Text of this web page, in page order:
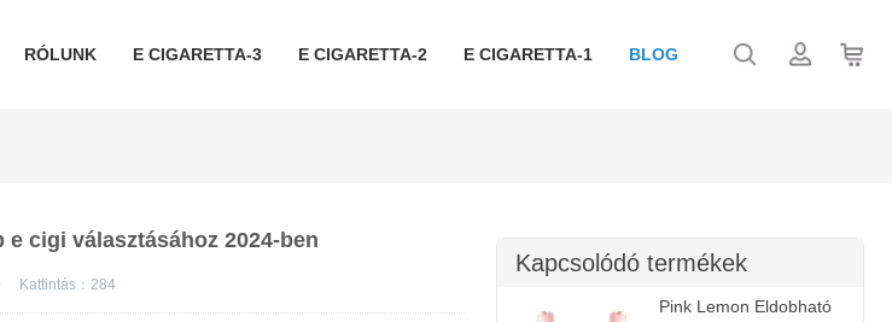
RÓLUNK E CIGARETTA-3 E CIGARETTA-2 E CIGARETTA-1 BLOG
cigi választásához 2024-ben
Kattintás：284
Kapcsolódó termékek
Pink Lemon Eldobható